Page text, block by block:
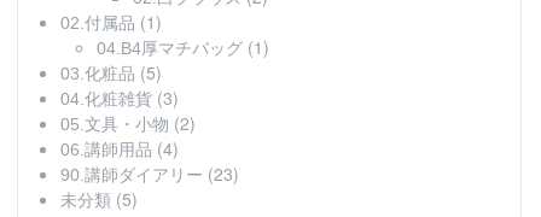
02.付属品 (1)
04.B4厚マチバッグ (1)
03.化粧品 (5)
04.化粧雑貨 (3)
05.文具・小物 (2)
06.講師用品 (4)
90.講師ダイアリー (23)
未分類 (5)